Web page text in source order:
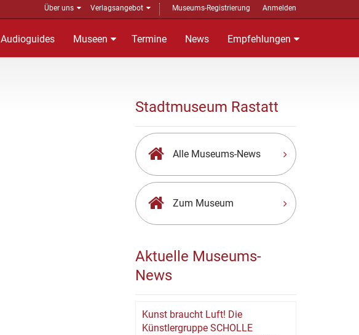
Über uns Verlagsangebot Museums-Registrierung Anmelden
Audioguides Museen Termine News Empfehlungen
Stadtmuseum Rastatt
Alle Museums-News
Zum Museum
Aktuelle Museums-
News
Kunst braucht Luft! Die
Künstlergruppe SCHOLLE